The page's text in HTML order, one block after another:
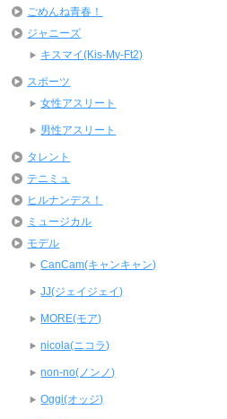
ごめんね青春！
ジャニーズ
キスマイ(Kis-My-Ft2)
スポーツ
女性アスリート
男性アスリート
タレント
テニミュ
ヒルナンデス！
ミュージカル
モデル
CanCam(キャンキャン)
JJ(ジェイジェイ)
MORE(モア)
nicola(ニコラ)
non-no(ノンノ)
Oggi(オッジ)